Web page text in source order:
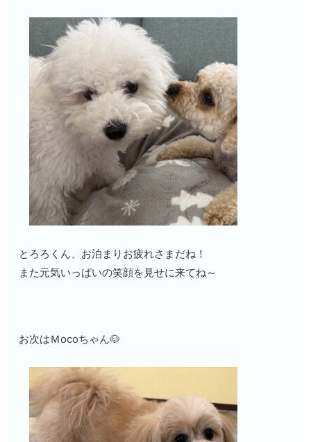
とろろくん、お泊まりお疲れさまだね！
また元気いっぱいの笑顔を見せに来てね～
お次はＭocoちゃん🐶